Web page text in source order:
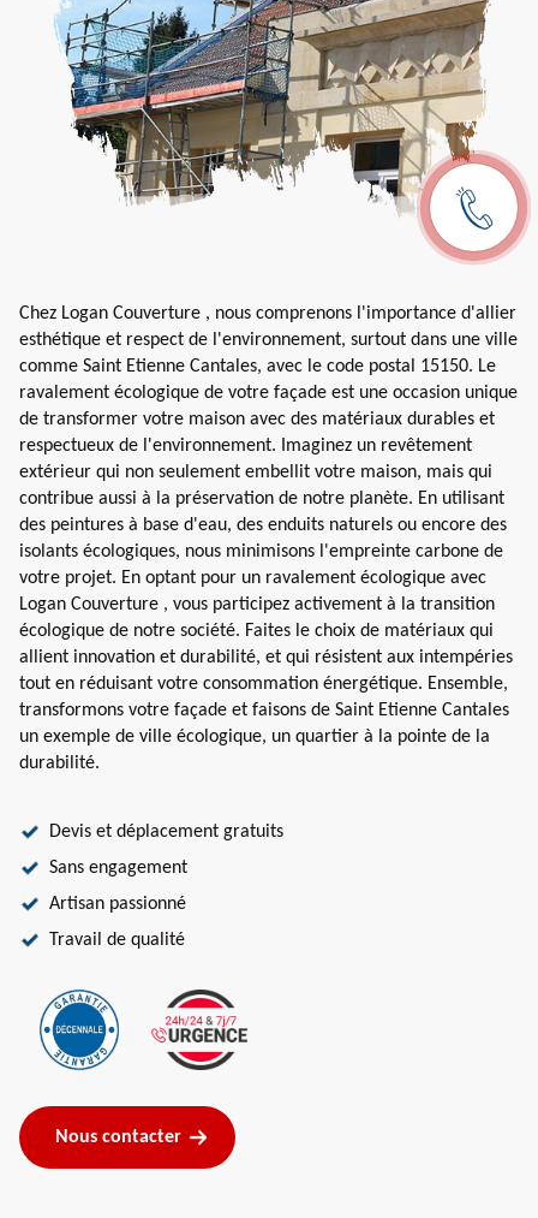
Chez Logan Couverture , nous comprenons l'importance d'allier
esthétique et respect de l'environnement, surtout dans une ville
comme Saint Etienne Cantales, avec le code postal 15150. Le
ravalement écologique de votre façade est une occasion unique
de transformer votre maison avec des matériaux durables et
respectueux de l'environnement. Imaginez un revêtement
extérieur qui non seulement embellit votre maison, mais qui
contribue aussi à la préservation de notre planète. En utilisant
des peintures à base d'eau, des enduits naturels ou encore des
isolants écologiques, nous minimisons l'empreinte carbone de
votre projet. En optant pour un ravalement écologique avec
Logan Couverture , vous participez activement à la transition
écologique de notre société. Faites le choix de matériaux qui
allient innovation et durabilité, et qui résistent aux intempéries
tout en réduisant votre consommation énergétique. Ensemble,
transformons votre façade et faisons de Saint Etienne Cantales
un exemple de ville écologique, un quartier à la pointe de la
durabilité.
Devis et déplacement gratuits
Sans engagement
Artisan passionné
Travail de qualité
Nous contacter